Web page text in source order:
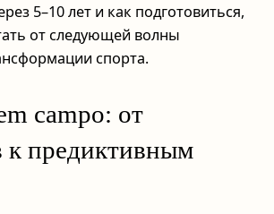
5–10 лет и как подготовиться,
от следующей волны
спорта.
campo: от
к предиктивным